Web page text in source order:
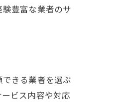
豊富な業者のサ
きる業者を選ぶ
ビス内容や対応